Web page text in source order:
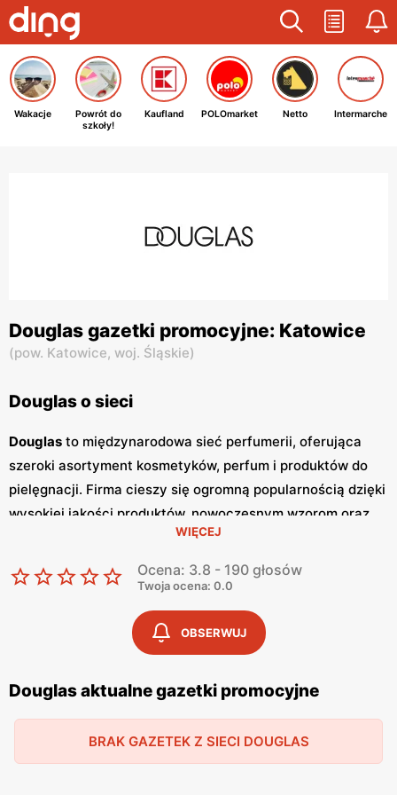
Wakacje
Powrót do
szkoły!
Kaufland POLOmarket Netto Intermarche
Douglas gazetki promocyjne: Katowice
(pow. Katowice, woj. Śląskie)
Douglas o sieci
Douglas to międzynarodowa sieć perfumerii, oferująca
szeroki asortyment kosmetyków, perfum i produktów do
pielęgnacji. Firma cieszy się ogromną popularnością dzięki
wysokiej jakości produktów, nowoczesnym wzorom oraz
niskim cenom. Klienci cenią sobie również
, które umożliwiają zakupy w wyjątkowo
korzystnych warunkach. SiećDouglas
, w których prezentowane są
najnowsze kolekcje, wyprzedaże oraz specjalne oferty.
te są dostępne zarówno w sklepach
stacjonarnych, jak i online, co pozwala klientom na
bieżąco śledzić aktualne
promocje
i planować zakupy.
dostarczając świeżych informacji o nowościach i
WIĘCEJ
Ocena: 3.8 - 190 głosów
Twoja ocena: 0.0
OBSERWUJ
Douglas aktualne gazetki promocyjne
BRAK GAZETEK Z SIECI DOUGLAS